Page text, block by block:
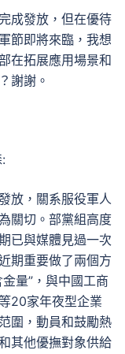
成發放，但在優待
節即將來臨，我想
在拓展應用場景和
謝謝。
放，關系服役軍人
關切。部黨組高度
已與媒體見過一次
期重要做了兩個方
量”，與中國工商
20家年夜型企業
圍，動員和鼓勵熱
其他優撫對象供給